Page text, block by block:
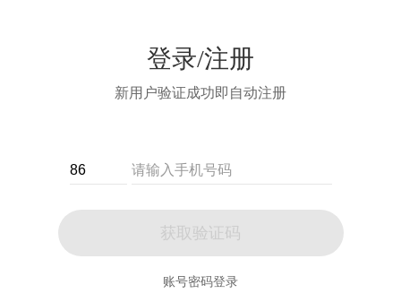
登录/注册
新用户验证成功即自动注册
获取验证码
账号密码登录